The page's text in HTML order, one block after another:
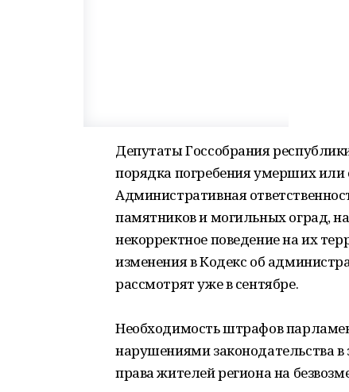
Депутаты Госсобрания
порядка погребения умерших или
Административная
памятников и могильных оград,
некорректное поведение на их
изменения в Кодекс об
рассмотрят уже в сентябре.
Необходимость штрафов
нарушениями законодательства
права жителей региона на